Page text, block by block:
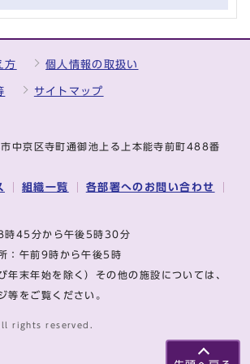
方 個人情報の取扱い
サイトマップ
京区寺町通御池上る上本能寺前町488番
組織一覧 各部署へのお問い合わせ
8時45分から午後5時30分
：午前9時から午後5時
年末年始を除く）その他の施設については、
等をご覧ください。
rights reserved.